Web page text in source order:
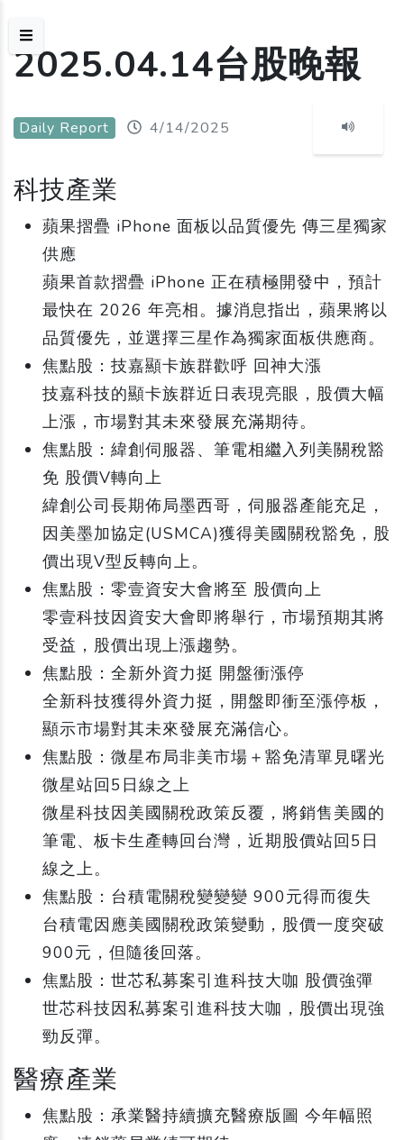
2025.04.14台股晚報
Daily Report 4/14/2025
科技產業
蘋果摺疊 iPhone 面板以品質優先 傳三星獨家
供應
蘋果首款摺疊 iPhone 正在積極開發中，預計
最快在 2026 年亮相。據消息指出，蘋果將以
品質優先，並選擇三星作為獨家面板供應商。
焦點股：技嘉顯卡族群歡呼 回神大漲
技嘉科技的顯卡族群近日表現亮眼，股價大幅
上漲，市場對其未來發展充滿期待。
焦點股：緯創伺服器、筆電相繼入列美關稅豁
免 股價V轉向上
緯創公司長期佈局墨西哥，伺服器產能充足，
因美墨加協定(USMCA)獲得美國關稅豁免，股
價出現V型反轉向上。
焦點股：零壹資安大會將至 股價向上
零壹科技因資安大會即將舉行，市場預期其將
受益，股價出現上漲趨勢。
焦點股：全新外資力挺 開盤衝漲停
全新科技獲得外資力挺，開盤即衝至漲停板，
顯示市場對其未來發展充滿信心。
焦點股：微星布局非美市場＋豁免清單見曙光
微星站回5日線之上
微星科技因美國關稅政策反覆，將銷售美國的
筆電、板卡生產轉回台灣，近期股價站回5日
線之上。
焦點股：台積電關稅變變變 900元得而復失
台積電因應美國關稅政策變動，股價一度突破
900元，但隨後回落。
焦點股：世芯私募案引進科技大咖 股價強彈
世芯科技因私募案引進科技大咖，股價出現強
勁反彈。
醫療產業
焦點股：承業醫持續擴充醫療版圖 今年幅照